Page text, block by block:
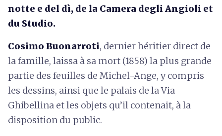
notte e del dì, de la Camera degli Angioli et
du Studio.
Cosimo Buonarroti, dernier héritier direct de
la famille, laissa à sa mort (1858) la plus grande
partie des feuilles de Michel-Ange, y compris
les dessins, ainsi que le palais de la Via
Ghibellina et les objets qu’il contenait, à la
disposition du public.